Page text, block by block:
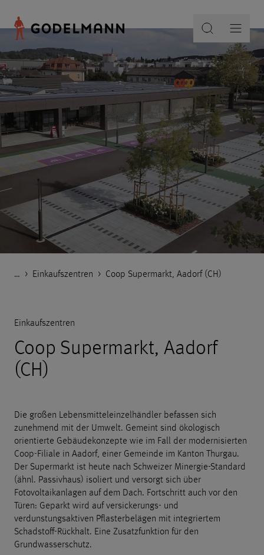
… Godelmann.de
> Referenzen
> Wohn- und Gewerbebau
> Einkaufszentren > Coop Supermarkt, Aadorf (CH)
Einkaufszentren
Coop Supermarkt, Aadorf
(CH)
Die großen Lebensmitteleinzelhändler befassen sich
zunehmend mit der Umwelt. Gemeint sind ökologisch
orientierte Gebäudekonzepte wie im Fall der modernisierten
Coop-Filiale in Aadorf, einer Gemeinde im Kanton Thurgau.
Der Supermarkt ist heute nach Schweizer Minergie-Standard
(ähnl. Passivhaus) isoliert und versorgt sich über
Fotovoltaikanlagen auf dem Dach. Fortschritt auch vor den
Türen: Geparkt wird auf versickerungs- und
verdunstungsaktiven Pflasterbelägen mit integriertem
Schadstoff-Rückhalt. Eine Zusatzfunktion für den
Grundwasserschutz.